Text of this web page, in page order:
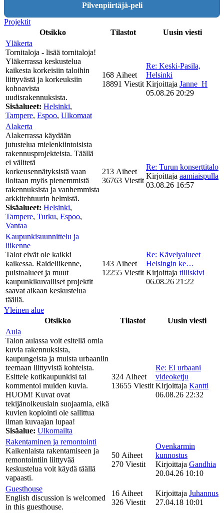
Pilvenpiirtäjä-peli
Projektit
Otsikko
Tilastot
Uusin viesti
Yläkerta
Tornitaloja - lisää tornitaloja!
Yläkerrassa keskustelua
kaikesta korkeisiin taloihin
liittyvästä ja korkeuksiin
kohoavista
uudisrakennuksista.
Sisäalueet: Helsinki,
Tampere, Espoo, Ulkomaat
168 Aiheet
18891 Viestit
Re: Keski-Pasila,
Helsinki
Kirjoittaja Janne_H
05.08.26 20:29
Alakerta
Alakerrassa käydään
jutustelua mielenkiintoisista
rakennusprojekteista. Täällä
ei välitetä
korkeusennätyksistä vaan
iloitaan myös pienemmistä
rakennuksista ja vanhemmista
arkkitehtuurin helmistä.
Sisäalueet: Helsinki,
Tampere, Turku, Espoo,
Vantaa
213 Aiheet
36763 Viestit
Re: Turun konserttitalo
Kirjoittaja aamiaispulla
03.08.26 16:57
Kaupunkisuunnittelu ja
liikenne
Talot eivät ole kaikki
kaikessa. Raideliikenne,
puistoalueet ja muut
kaupunkikuvalliset projektit
saavat aikaan keskustelua
täällä.
143 Aiheet
12255 Viestit
Re: Kävelyalueet
Helsingin ke…
Kirjoittaja tiiliskivi
06.08.26 21:22
Yleinen alue
Otsikko
Tilastot
Uusin viesti
Aula
Talon aulassa voit esitellä omia
kuvia rakennuksista,
kaupungeista ja muista urbaaniin
teemaan liittyvistä kohteista.
Esittele kotikaupunkisi tai
kommentoi muiden kuvia.
HUOM! Kuvat ovat
tekijänoikeuslain suojaamia, eikä
kuvien kopiointi ole sallittua
ilman kuvaajan lupaa!
Sisäalue: Ulkomailta
324 Aiheet
13655 Viestit
Re: Ei urbaani
videoketju
Kirjoittaja Kantti
06.08.26 22:32
Rakentaminen ja remontointi
Kaikenlaista rakentamiseen ja
remontointiin liittyvää
keskustelua voit käydä täällä
vapaasti.
50 Aiheet
270 Viestit
Ovenkarmin
kunnostus
Kirjoittaja Gandhia
20.04.26 10:10
Guesthouse
English discussion is welcomed
in this guesthouse.
16 Aiheet
326 Viestit
Kirjoittaja Juhannus
27.04.18 10:01